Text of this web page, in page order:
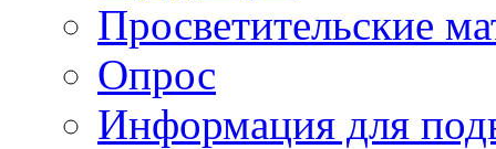
Просветительские
Опрос
Информация для